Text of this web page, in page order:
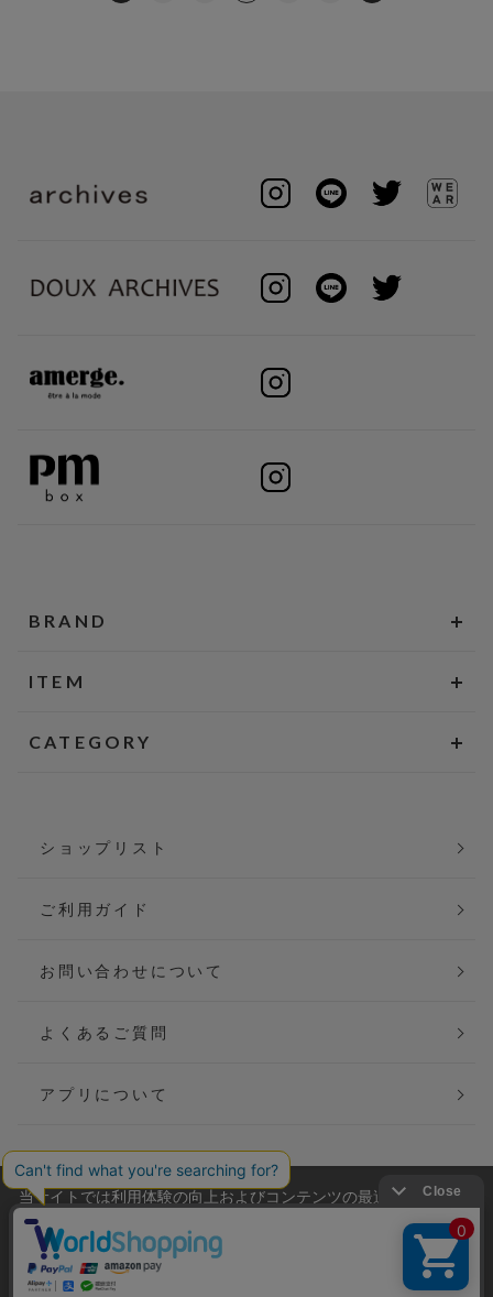
BRAND
ITEM
CATEGORY
ショップリスト
ご利用ガイド
お問い合わせについて
よくあるご質問
アプリについて
会社概要
ご利用規約
当サイトでは利用体験の向上およびコンテンツの最適な提供、ト
ラフィックの分析を目的としてCookieを使用しています。
サイトの閲覧を継続された場合、Cookieの利用に同意したことも
のといたします。
詳細については
をご確認ください。